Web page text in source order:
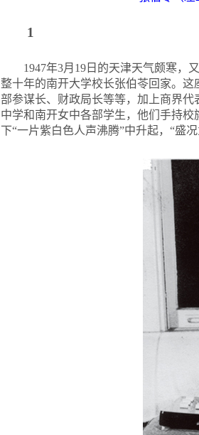
1
1947年3月19日的天津天气颇寒，
整十年的南开大学校长张伯苓回家。
部参谋长、财政局长等等，加上商界
中学和南开女中各部学生，他们手持
下“一片紫白色人声沸腾”中升起，“盛